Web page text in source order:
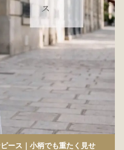
ース｜小柄でも重たく見せ